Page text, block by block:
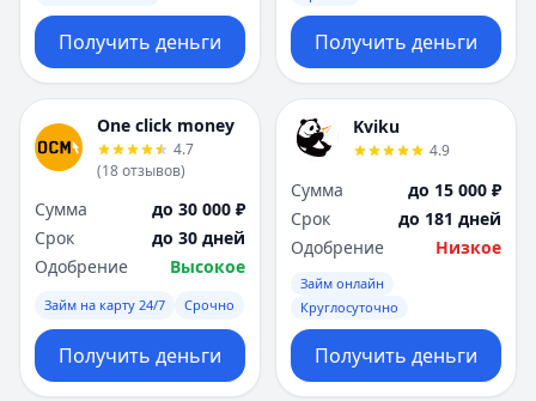
Получить деньги Получить деньги
One click money
4.7
(18отзывов)
Сумма
до 30 000 ₽
Срок
до 30 дней
Одобрение
Высокое
Займ на карту 24/7 Срочно
Получить деньги
Kviku
4.9
Сумма
до 15 000 ₽
Срок
до 181 дней
Одобрение
Низкое
Займ онлайн
Круглосуточно
Получить деньги